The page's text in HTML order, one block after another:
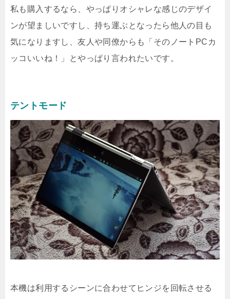
私も購入するなら、やっぱりオシャレな感じのデザイ
ンが望ましいですし、持ち運ぶとなったら他人の目も
気になりますし、友人や同僚からも「そのノートPCカ
ッコいいね！」とやっぱり言われたいです。
テントモード
本機は利用するシーンに合わせてヒンジを回転させる